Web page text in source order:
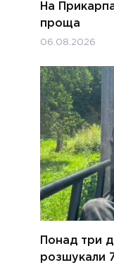
На
проща
06.08.2026
Понад три
розшукали